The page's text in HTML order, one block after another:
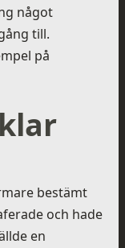
något
till.
på
bestämt
och hade
en